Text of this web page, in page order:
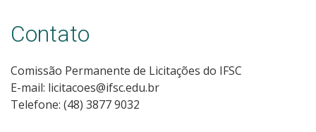
Contato
Comissão Permanente de Licitações do IFSC
E-mail: licitacoes@ifsc.edu.br
Telefone: (48) 3877 9032